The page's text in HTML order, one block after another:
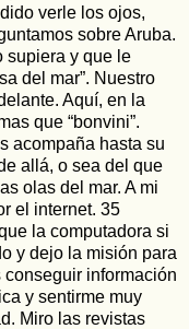
verle los ojos,
sobre Aruba.
supiera y que le
del mar”. Nuestro
Aquí, en la
que “bonvini”.
acompaña hasta su
allá, o sea del que
olas del mar. A mi
el internet. 35
la computadora si
y dejo la misión para
información
y sentirme muy
Miro las revistas